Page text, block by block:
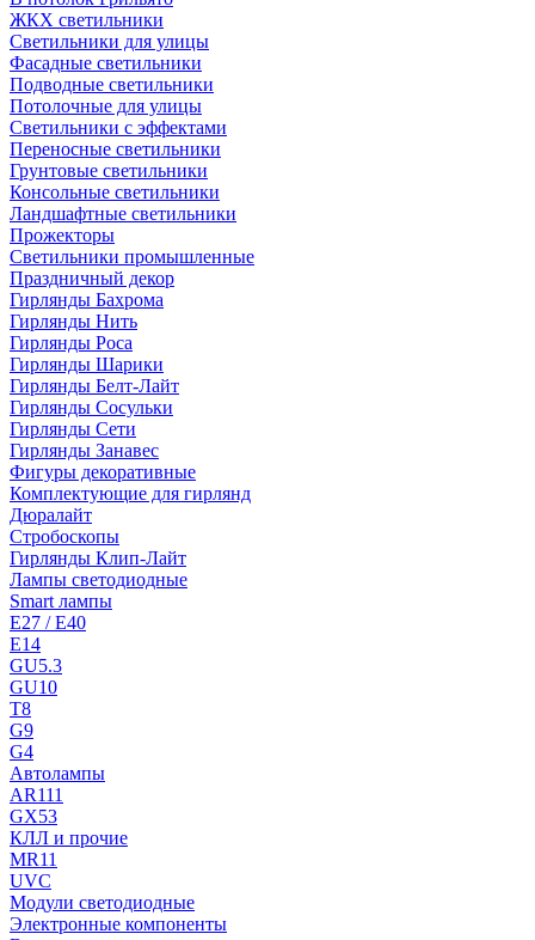
ЖКХ светильники
Светильники для улицы
Фасадные светильники
Подводные светильники
Потолочные для улицы
Светильники с эффектами
Переносные светильники
Грунтовые светильники
Консольные светильники
Ландшафтные светильники
Прожекторы
Светильники промышленные
Праздничный декор
Гирлянды Бахрома
Гирлянды Нить
Гирлянды Роса
Гирлянды Шарики
Гирлянды Белт-Лайт
Гирлянды Сосульки
Гирлянды Сети
Гирлянды Занавес
Фигуры декоративные
Комплектующие для гирлянд
Дюралайт
Стробоскопы
Гирлянды Клип-Лайт
Лампы светодиодные
Smart лампы
E27 / E40
E14
GU5.3
GU10
T8
G9
G4
Автолампы
AR111
GX53
КЛЛ и прочие
MR11
UVC
Модули светодиодные
Электронные компоненты